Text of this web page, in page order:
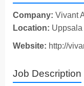
Company: Vivant
Location: Uppsala
Website: http://
Job Description